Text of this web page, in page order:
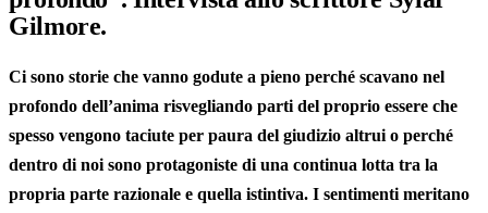
Gilmore.
Ci sono storie che vanno godute a pieno perché scavano nel
profondo dell’anima risvegliando parti del proprio essere che
spesso vengono taciute per paura del giudizio altrui o perché
dentro di noi sono protagoniste di una continua lotta tra la
propria parte razionale e quella istintiva. I sentimenti meritano